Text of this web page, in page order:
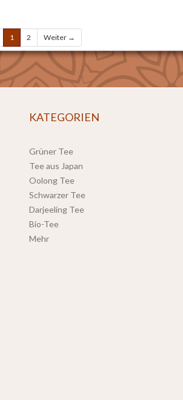
1 2 Weiter →
KATEGORIEN
Grüner Tee
Tee aus Japan
Oolong Tee
Schwarzer Tee
Darjeeling Tee
Bio-Tee
Mehr